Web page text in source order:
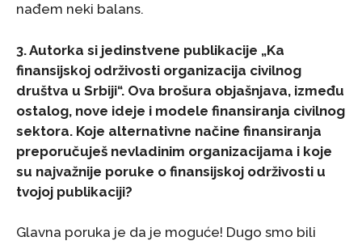
nađem neki balans.
3. Autorka si jedinstvene publikacije „Ka
finansijskoj održivosti organizacija civilnog
društva u Srbiji“. Ova brošura objašnjava, između
ostalog, nove ideje i modele finansiranja civilnog
sektora. Koje alternativne načine finansiranja
preporučuješ nevladinim organizacijama i koje
su najvažnije poruke o finansijskoj održivosti u
tvojoj publikaciji?
Glavna poruka je da je moguće! Dugo smo bili